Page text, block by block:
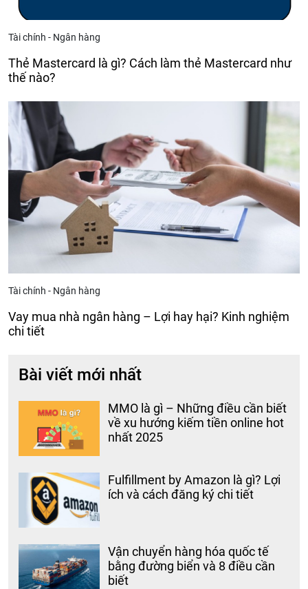
Tài chính - Ngân hàng
Thẻ Mastercard là gì? Cách làm thẻ Mastercard như
thế nào?
Tài chính - Ngân hàng
Vay mua nhà ngân hàng – Lợi hay hại? Kinh nghiệm
chi tiết
Bài viết mới nhất
MMO là gì – Những điều cần biết
về xu hướng kiếm tiền online hot
nhất 2025
Fulfillment by Amazon là gì? Lợi
ích và cách đăng ký chi tiết
Vận chuyển hàng hóa quốc tế
bằng đường biển và 8 điều cần
biết